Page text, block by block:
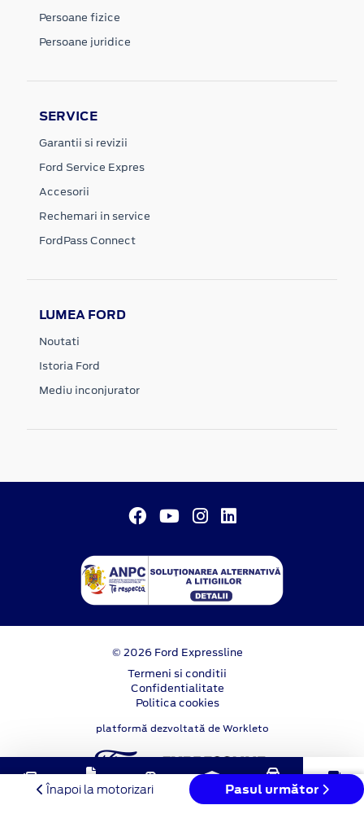
Înapoi la motorizari Pasul următor
Persoane fizice
Persoane juridice
SERVICE
Garantii si revizii
Ford Service Expres
Accesorii
Rechemari in service
FordPass Connect
LUMEA FORD
Noutati
Istoria Ford
Mediu inconjurator
© 2026 Ford Expressline
Termeni si conditii
Confidentialitate
Politica cookies
platformă dezvoltată de Workleto
Noutăți
Solicitare
oferta
Test Drive Stoc online
Programare
service
Contact